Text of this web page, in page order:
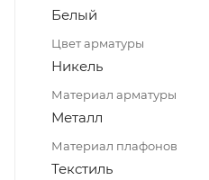
Белый
Цвет арматуры
Никель
Материал арматуры
Металл
Материал плафонов
Текстиль